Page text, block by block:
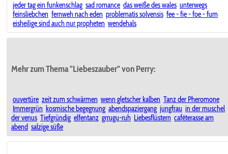
jeder tag ein funkenschlag sad romance das weiße des wales unterwegs
feinsliebchen fernweh nach eden problematis solvensis fee - fie - foe - fum
eisheilige sind auch nur propheten wendehals
Mehr zum Thema "Liebeszauber" von Perry:
ouvertüre zeit zum schwärmen wenn gletscher kalben Tanz der Pheromone
Immergrün kosmische begegnung abendspaziergang jungfrau in der muschel
der venus Tiefgründig elfentanz grrugu-ruh Liebesflüstern caféterasse am
abend salzige süße